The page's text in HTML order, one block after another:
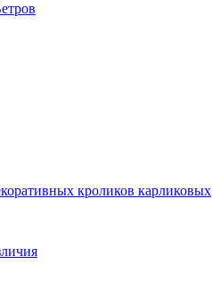
кроликов карликовых